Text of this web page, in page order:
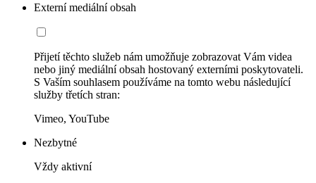
Externí mediální obsah
Přijetí těchto služeb nám umožňuje zobrazovat Vám videa
nebo jiný mediální obsah hostovaný externími poskytovateli.
S Vaším souhlasem používáme na tomto webu následující
služby třetích stran:
Vimeo, YouTube
Nezbytné
Vždy aktivní